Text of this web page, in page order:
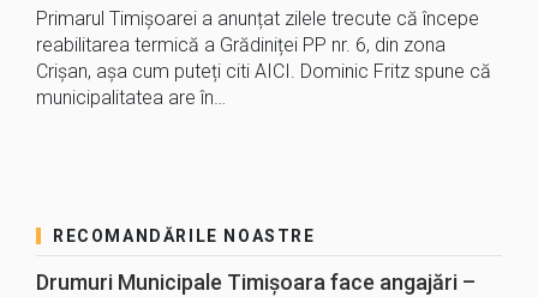
Primarul Timișoarei a anunțat zilele trecute că începe
reabilitarea termică a Grădiniței PP nr. 6, din zona
Crișan, așa cum puteți citi AICI. Dominic Fritz spune că
municipalitatea are în…
RECOMANDĂRILE NOASTRE
Drumuri Municipale Timișoara face angajări –